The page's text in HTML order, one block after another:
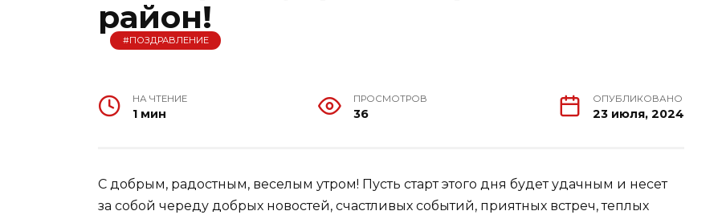
район!
#ПОЗДРАВЛЕНИЕ
НА ЧТЕНИЕ
1 мин
ПРОСМОТРОВ
36
ОПУБЛИКОВАНО
23 июля, 2024
С добрым, радостным, веселым утром! Пусть старт этого дня будет удачным и несет
за собой череду добрых новостей, счастливых событий, приятных встреч, теплых